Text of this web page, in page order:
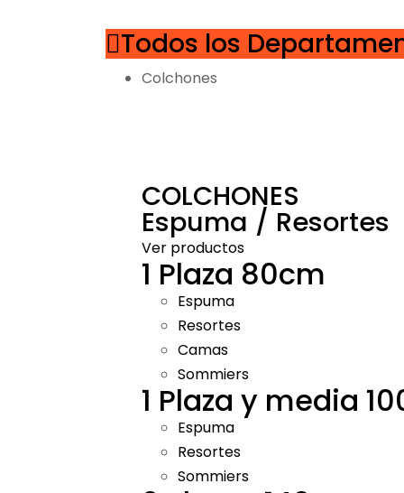
Todos los
Colchones
COLCHONES
Espuma / Resortes
Ver productos
1 Plaza 80cm
Espuma
Resortes
Camas
Sommiers
1 Plaza y media
Espuma
Resortes
Sommiers